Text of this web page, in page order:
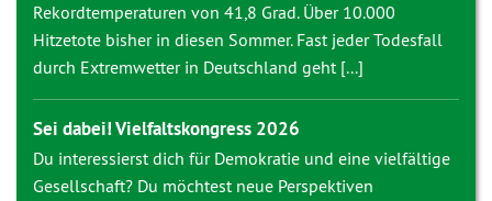
Rekordtemperaturen von 41,8 Grad. Über 10.000
Hitzetote bisher in diesen Sommer. Fast jeder Todesfall
durch Extremwetter in Deutschland geht [...]
Sei dabei! Vielfaltskongress 2026
Du interessierst dich für Demokratie und eine vielfältige
Gesellschaft? Du möchtest neue Perspektiven